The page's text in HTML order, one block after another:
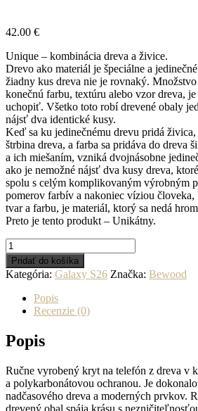
42.00 €
Unique – kombinácia dreva a živice.
Drevo ako materiál je špeciálne a
žiadny kus dreva nie je rovnaký.
konečnú farbu, textúru alebo vzor dreva,
uchopiť. Všetko toto robí drevené obaly
nájsť dva identické kusy.
Keď sa ku jedinečnému drevu pridá
štrbina dreva, a farba sa pridáva do dreva
a ich miešaním, vzniká dvojnásobne
ako je nemožné nájsť dva kusy dreva,
spolu s celým komplikovaným výrobným
pomerov farbív a nakoniec víziou
tvar a farbu, je materiál, ktorý sa nedá
Preto je tento produkt – Unikátny.
množstvo
Drevený
kryt
na
mobil
živicou
Samsung
Galaxy
-
Planéta
-
Pridať do košíka
Kategória: Galaxy S26 Značka: Bewood
Popis
Recenzie (0)
Popis
Ručne vyrobený kryt na telefón z dreva v
a polykarbonátovou ochranou. Je
nadčasového dreva a moderných prvkov.